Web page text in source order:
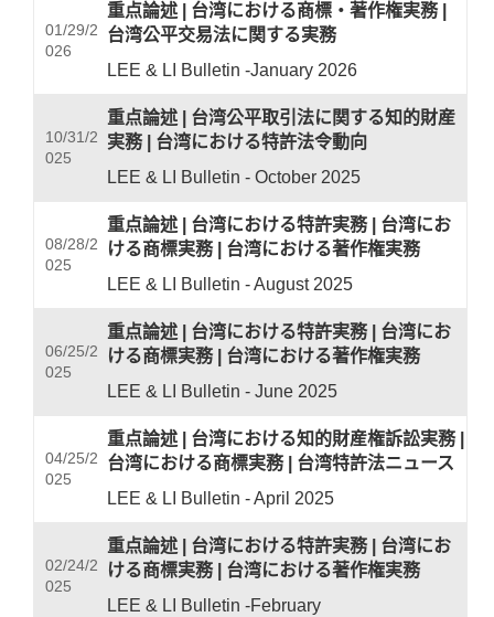
01/29/2
026
重点論述 台湾における商標・著作権実務|
台湾公平交易法に関する実務
LEE & LI Bulletin -January 2026
10/31/2
025
重点論述
台湾公平取引法に関する知的財産
実務| 台湾における特許法令動向
LEE & LI Bulletin - October 2025
08/28/2
025
重点論述 台湾における特許実務| 台湾にお
ける商標実務| 台湾における著作権実務
LEE & LI Bulletin - August 2025
06/25/2
025
重点論述 台湾における特許実務| 台湾にお
ける商標実務| 台湾における著作権実務
LEE & LI Bulletin - June 2025
04/25/2
025
重点論述 台湾における知的財産権訴訟実務|
台湾における商標実務| 台湾特許法ニュース
LEE & LI Bulletin - April 2025
02/24/2
025
重点論述 台湾における特許実務| 台湾にお
ける商標実務| 台湾における著作権実務
LEE & LI Bulletin -February